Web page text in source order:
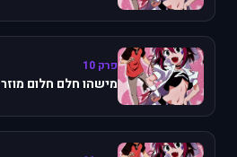
פרק 10
מישהו חלם חלום מוזר